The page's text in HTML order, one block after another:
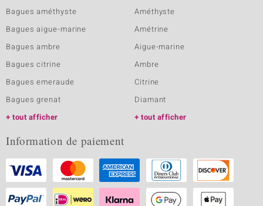
Bagues améthyste
Bagues aigue-marine
Bagues ambre
Bagues citrine
Bagues emeraude
Bagues grenat
tout afficher
Améthyste
Amétrine
Aigue-marine
Ambre
Citrine
Diamant
tout afficher
Information de paiement